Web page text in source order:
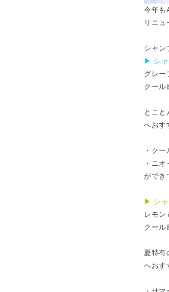
今年も
リニ
シャン
▶︎ シャ
グレー
クー
とこと
へおす
・ク
・ニ
ができ
▶︎ シャ
レモン
クー
夏特有
へおす